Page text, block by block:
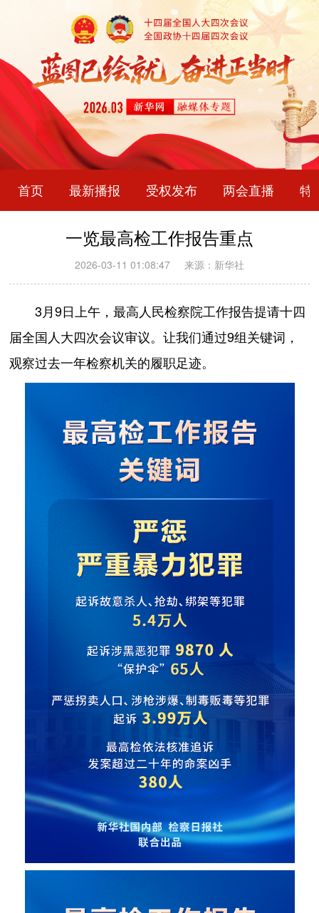
首页 最新播报 受权发布 两会直播 特
一览最高检工作报告重点
2026-03-11 01:08:47 来源：新华社
3月9日上午，最高人民检察院工作报告提请十四
届全国人大四次会议审议。让我们通过9组关键词，
观察过去一年检察机关的履职足迹。